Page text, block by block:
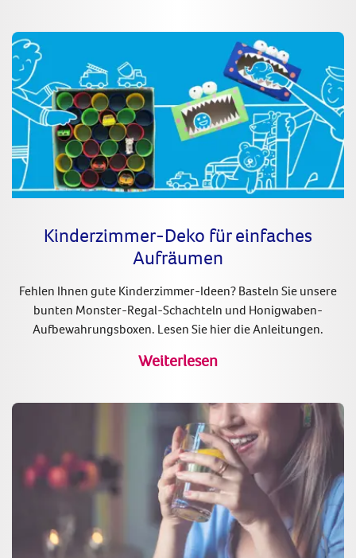
Kinderzimmer-Deko für einfaches
Aufräumen
Fehlen Ihnen gute Kinderzimmer-Ideen? Basteln Sie unsere
bunten Monster-Regal-Schachteln und Honigwaben-
Aufbewahrungsboxen. Lesen Sie hier die Anleitungen.
Weiterlesen